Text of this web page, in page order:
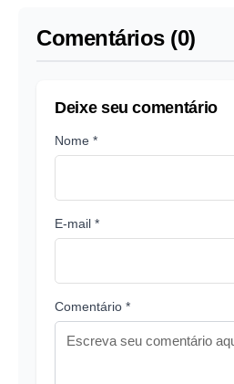
Comentários (0)
Deixe seu comentário
Nome *
E-mail *
Comentário *